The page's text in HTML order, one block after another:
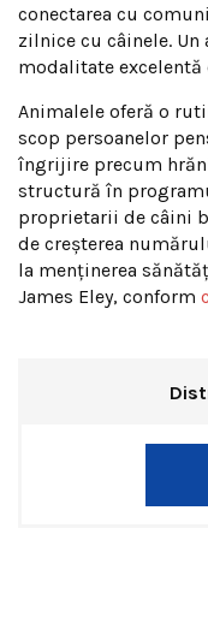
conectarea cu
zilnice cu câinele.
modalitate
Animalele oferă o
scop persoanelor
îngrijire precum
structură în
proprietarii de câini
de creșterea
la menținerea
James Eley, conform